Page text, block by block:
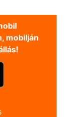
mobilján